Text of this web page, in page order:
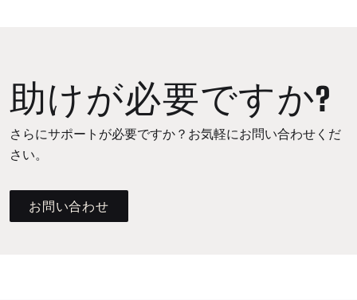
助けが必要ですか?
さらにサポートが必要ですか？お気軽にお問い合わせくだ
さい。
お問い合わせ